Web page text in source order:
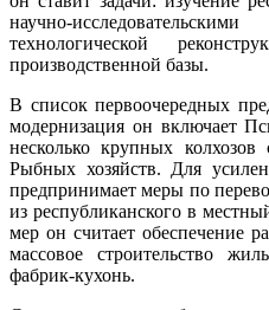
научно-
технологической
производственной базы.
В список первоочередных
модернизация он включает
несколько крупных
Рыбных хозяйств. Для
предпринимает меры по
из республиканского в
мер он считает обеспечение
массовое строительство
фабрик-кухонь.